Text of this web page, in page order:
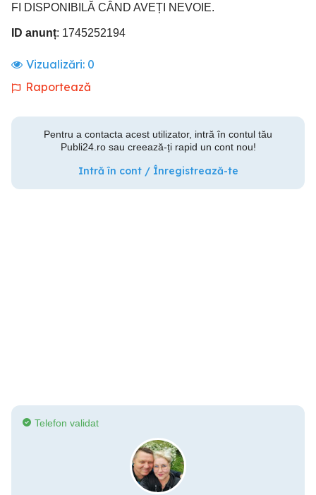
FI DISPONIBILĂ CÂND AVEȚI NEVOIE.
ID anunț: 1745252194
Vizualizări: 0
Raportează
Pentru a contacta acest utilizator, intră în contul tău
Publi24.ro sau creează-ți rapid un cont nou!
Intră în cont / Înregistrează-te
Telefon validat